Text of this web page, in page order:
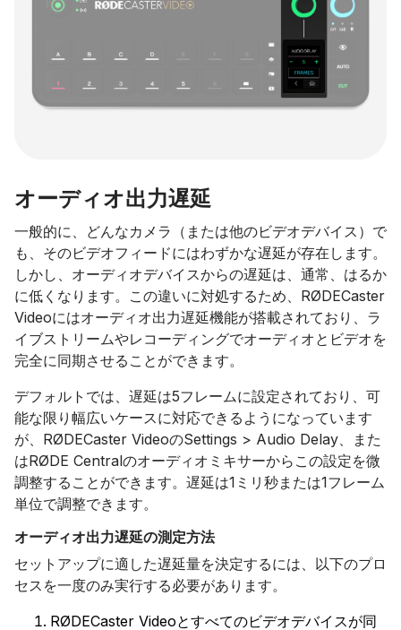
オーディオ出力遅延
一般的に、どんなカメラ（または他のビデオデバイス）で
も、そのビデオフィードにはわずかな遅延が存在します。
しかし、オーディオデバイスからの遅延は、通常、はるか
に低くなります。この違いに対処するため、RØDECaster
Videoにはオーディオ出力遅延機能が搭載されており、ラ
イブストリームやレコーディングでオーディオとビデオを
完全に同期させることができます。
デフォルトでは、遅延は5フレームに設定されており、可
能な限り幅広いケースに対応できるようになっています
が、RØDECaster VideoのSettings > Audio Delay、また
はRØDE Centralのオーディオミキサーからこの設定を微
調整することができます。遅延は1ミリ秒または1フレーム
単位で調整できます。
オーディオ出力遅延の測定方法
セットアップに適した遅延量を決定するには、以下のプロ
セスを一度のみ実行する必要があります。
RØDECaster Videoとすべてのビデオデバイスが同